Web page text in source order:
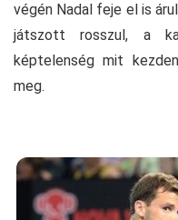
végén Nadal feje el is
játszott rosszul, a
képtelenség mit
meg.